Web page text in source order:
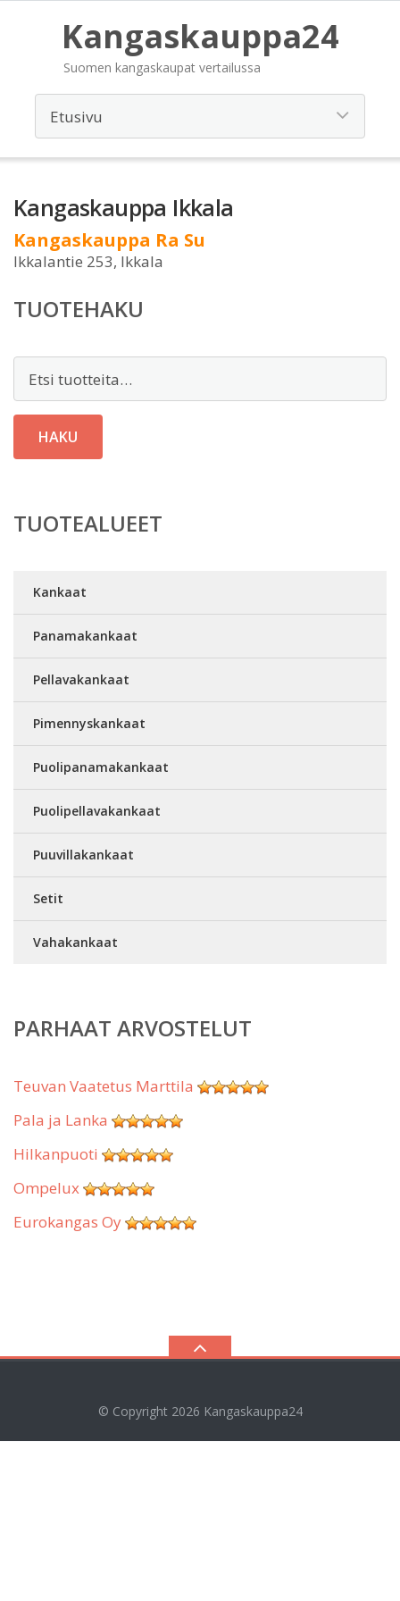
Kangaskauppa24
Suomen kangaskaupat vertailussa
Kangaskauppa Ikkala
Kangaskauppa Ra Su
Ikkalantie 253, Ikkala
TUOTEHAKU
HAKU
TUOTEALUEET
Kankaat
Panamakankaat
Pellavakankaat
Pimennyskankaat
Puolipanamakankaat
Puolipellavakankaat
Puuvillakankaat
Setit
Vahakankaat
PARHAAT ARVOSTELUT
Teuvan Vaatetus Marttila
Pala ja Lanka
Hilkanpuoti
Ompelux
Eurokangas Oy
© Copyright 2026 Kangaskauppa24